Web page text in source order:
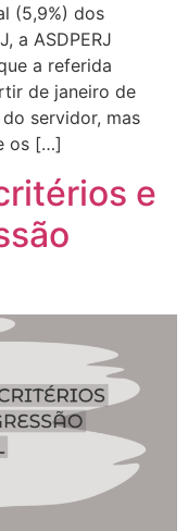
(5,9%) dos
a ASDPERJ
a referida
de janeiro de
servidor, mas
os […]
e